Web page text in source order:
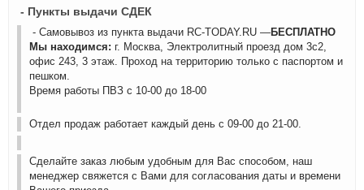
- Пункты выдачи СДЕК
- Самовывоз из пункта выдачи RC-TODAY.RU —БЕСПЛАТНО
Мы находимся: г. Москва, Электролитный проезд дом 3с2,
офис 243, 3 этаж. Проход на территорию только с паспортом и
пешком.
Время работы ПВЗ с 10-00 до 18-00
Отдел продаж работает каждый день с 09-00 до 21-00.
Сделайте заказ любым удобным для Вас способом, наш
менеджер свяжется с Вами для согласования даты и времени